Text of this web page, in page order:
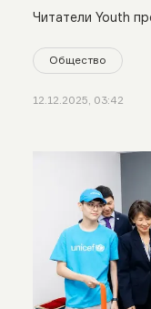
Читатели Youth
Общество
12.12.2025, 03:42